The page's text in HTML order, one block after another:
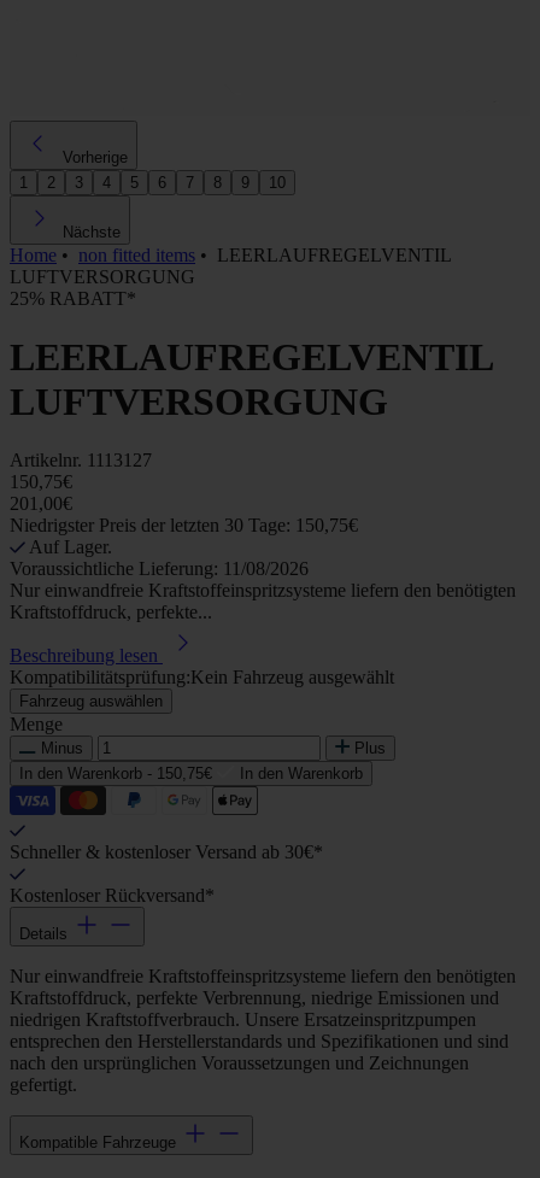
Vorherige
1
2 3 4 5 6 7 8 9 10
Nächste
Home • non fitted items • LEERLAUFREGELVENTIL
LUFTVERSORGUNG
25% RABATT*
LEERLAUFREGELVENTIL
LUFTVERSORGUNG
Artikelnr. 1113127
150,75€
201,00€
Niedrigster Preis der letzten 30 Tage: 150,75€
Auf Lager.
Voraussichtliche Lieferung: 11/08/2026
Nur einwandfreie Kraftstoffeinspritzsysteme liefern den benötigten
Kraftstoffdruck, perfekte...
Beschreibung lesen
Kompatibilitätsprüfung:Kein Fahrzeug ausgewählt
Fahrzeug auswählen
Menge
Minus
Plus
In den Warenkorb - 150,75€ In den Warenkorb
Schneller & kostenloser Versand ab 30€*
Kostenloser Rückversand*
Details
Nur einwandfreie Kraftstoffeinspritzsysteme liefern den benötigten
Kraftstoffdruck, perfekte Verbrennung, niedrige Emissionen und
niedrigen Kraftstoffverbrauch. Unsere Ersatzeinspritzpumpen
entsprechen den Herstellerstandards und Spezifikationen und sind
nach den ursprünglichen Voraussetzungen und Zeichnungen
gefertigt.
Kompatible Fahrzeuge